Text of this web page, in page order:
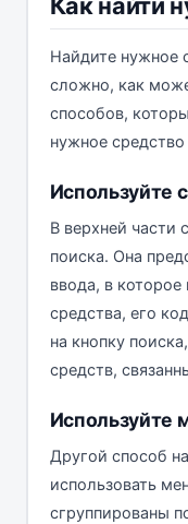
Как найти
Найдите нужное
сложно, как
способов,
нужное средство
Используйте
В верхней части
поиска. Она
ввода, в
средства, его
на кнопку
средств,
Используйте
Другой способ
использовать
сгруппированы